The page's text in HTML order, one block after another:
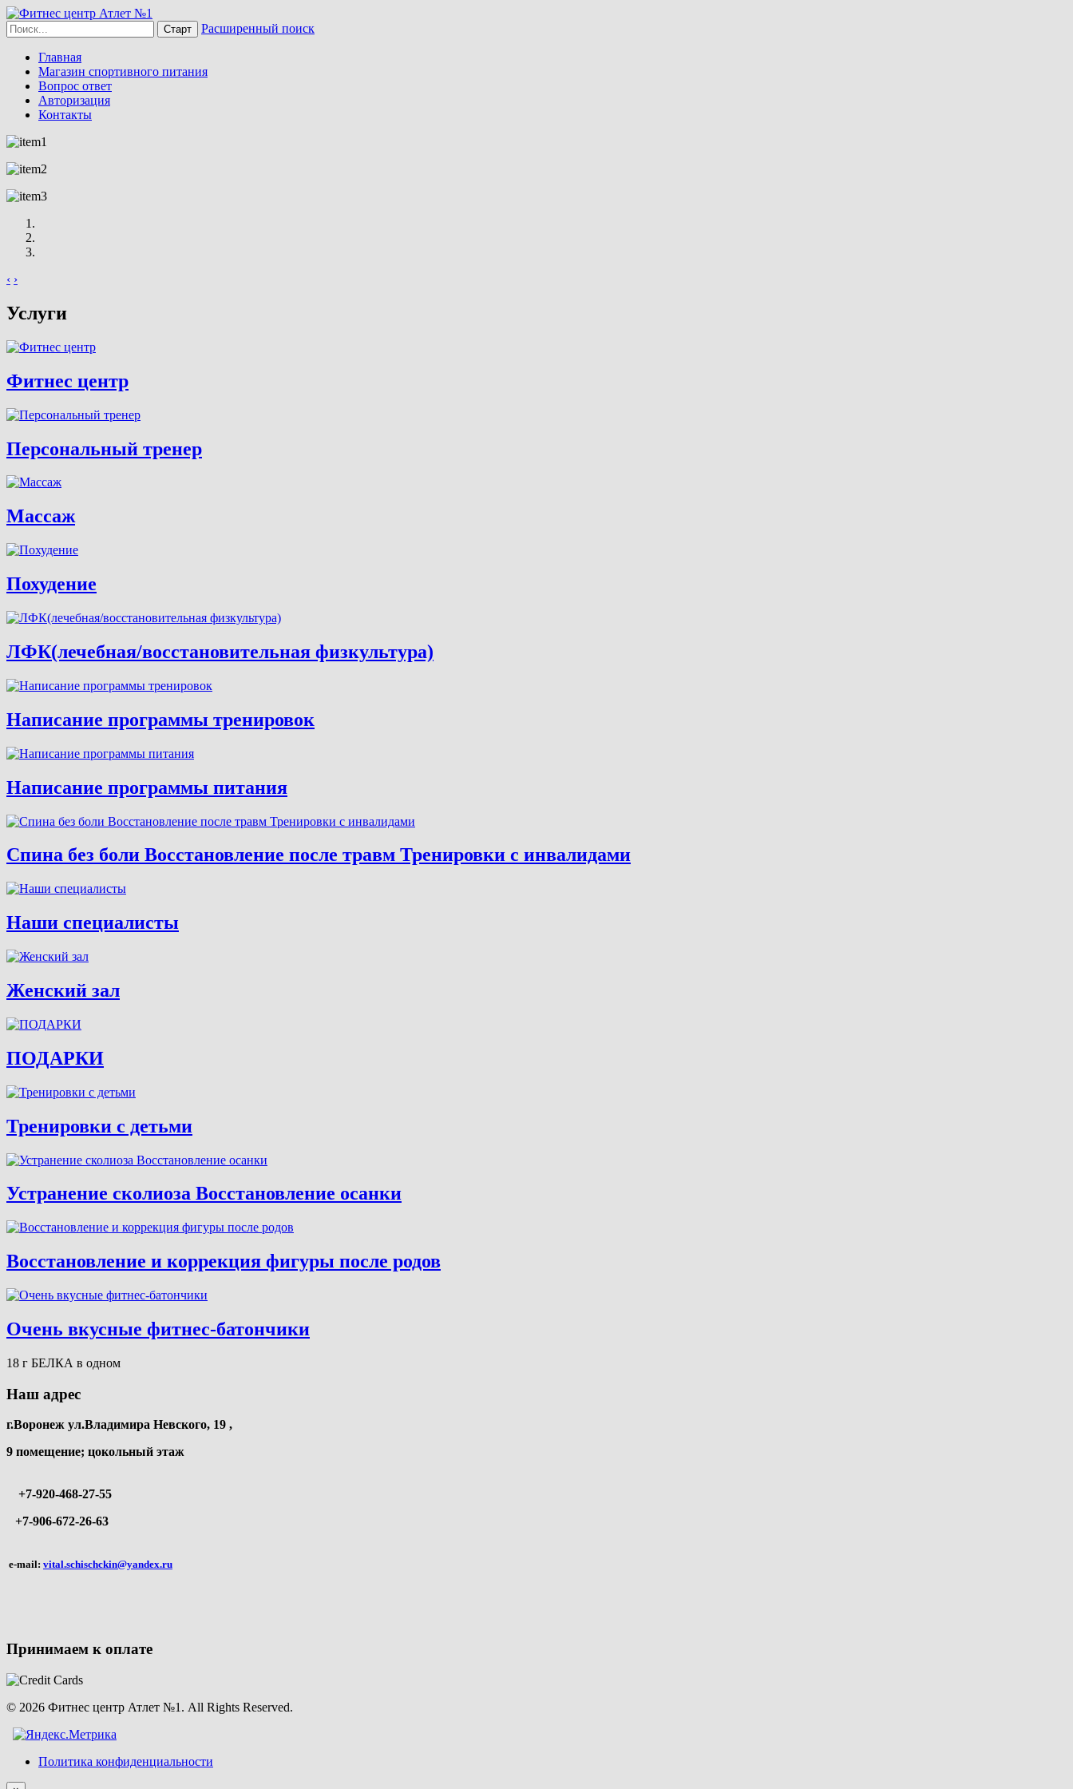
Расширенный поиск
Главная
Магазин спортивного питания
Вопрос ответ
Авторизация
Контакты
‹ ›
Услуги
Фитнес центр
Персональный тренер
Массаж
Похудение
ЛФК(лечебная/восстановительная физкультура)
Написание программы тренировок
Написание программы питания
Спина без боли Восстановление после травм Тренировки с инвалидами
Наши специалисты
Женский зал
ПОДАРКИ
Тренировки с детьми
Устранение сколиоза Восстановление осанки
Восстановление и коррекция фигуры после родов
Очень вкусные фитнес-батончики
18 г БЕЛКА в одном
Наш адрес
г.Воронеж ул.Владимира Невского, 19 ,
9 помещение; цокольный этаж
+7-920-468-27-55
+7-906-672-26-63
e-mail: vital.schischckin@yandex.ru
Принимаем к оплате
© 2026 Фитнес центр Атлет №1. All Rights Reserved.
Политика конфиденциальности